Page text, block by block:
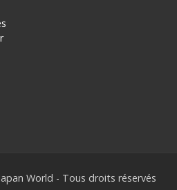
World - Tous droits réservés